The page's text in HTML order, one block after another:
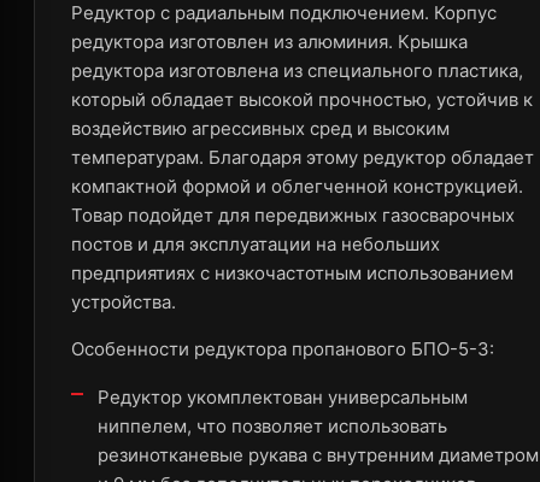
Редуктор с радиальным подключением. Корпус
редуктора изготовлен из алюминия. Крышка
редуктора изготовлена из специального пластика,
который обладает высокой прочностью, устойчив к
воздействию агрессивных сред и высоким
температурам. Благодаря этому редуктор обладает
компактной формой и облегченной конструкцией.
Товар подойдет для передвижных газосварочных
постов и для эксплуатации на небольших
предприятиях с низкочастотным использованием
устройства.
Особенности редуктора пропанового БПО-5-3:
Редуктор укомплектован универсальным
ниппелем, что позволяет использовать
резинотканевые рукава с внутренним